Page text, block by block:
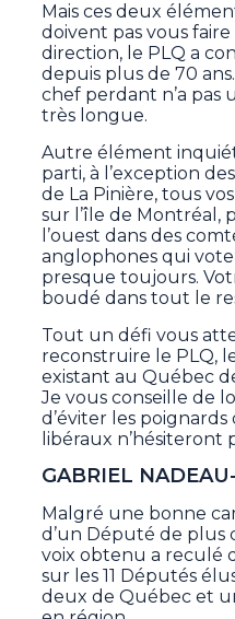
Mais ces deux
doivent pas vous
direction, le PLQ a
depuis plus de 70
chef perdant n’a pas
très longue.
Autre élément
parti, à l’exception
de La Pinière, tous
sur l’île de Montréal,
l’ouest dans des
anglophones qui
presque toujours.
boudé dans tout le
Tout un défi vous
reconstruire le PLQ,
existant au Québec
Je vous conseille de
d’éviter les
libéraux n’hésiteront
GABRIEL
Malgré une bonne
d’un Député de plus
voix obtenu a reculé
sur les 11 Députés
deux de Québec et